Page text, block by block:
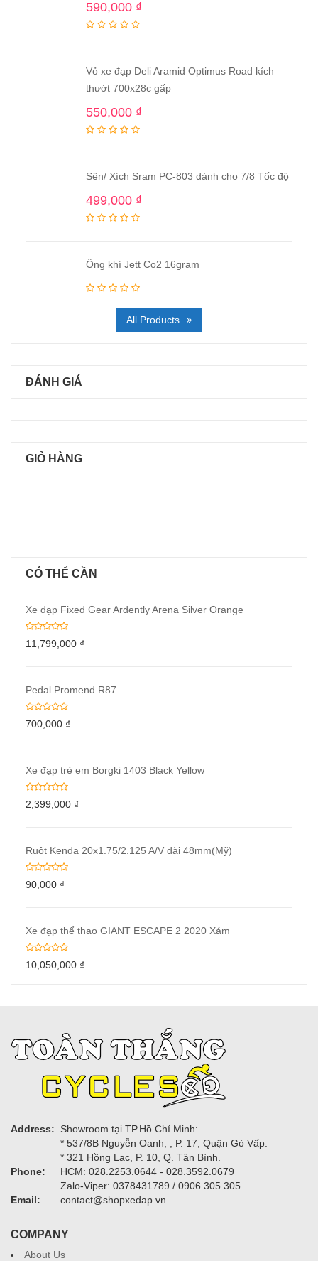
590,000 ₫
Vỏ xe đạp Deli Aramid Optimus Road kích
thướt 700x28c gấp
550,000 ₫
Sên/ Xích Sram PC-803 dành cho 7/8 Tốc độ
499,000 ₫
Ống khí Jett Co2 16gram
All Products
ĐÁNH GIÁ
GIỎ HÀNG
CÓ THỂ CẦN
Xe đạp Fixed Gear Ardently Arena Silver Orange
11,799,000 ₫
Pedal Promend R87
700,000 ₫
Xe đạp trẻ em Borgki 1403 Black Yellow
2,399,000 ₫
Ruột Kenda 20x1.75/2.125 A/V dài 48mm(Mỹ)
90,000 ₫
Xe đạp thể thao GIANT ESCAPE 2 2020 Xám
10,050,000 ₫
Address:
Showroom tại TP.Hồ Chí Minh:
* 537/8B Nguyễn Oanh, , P. 17, Quận Gò Vấp.
* 321 Hồng Lạc, P. 10, Q. Tân Bình.
Phone:
HCM: 028.2253.0644 - 028.3592.0679
Zalo-Viper: 0378431789 / 0906.305.305
Email:
contact@shopxedap.vn
COMPANY
About Us